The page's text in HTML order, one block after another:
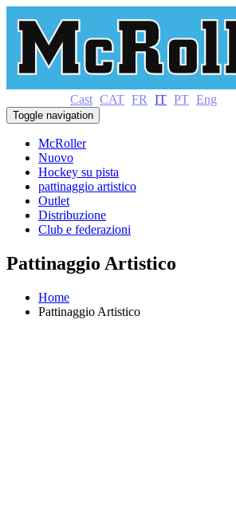
Cast CAT FR IT PT Eng
Toggle navigation
McRoller
Nuovo
Hockey su pista
pattinaggio artistico
Outlet
Distribuzione
Club e federazioni
Pattinaggio Artistico
Home
Pattinaggio Artistico